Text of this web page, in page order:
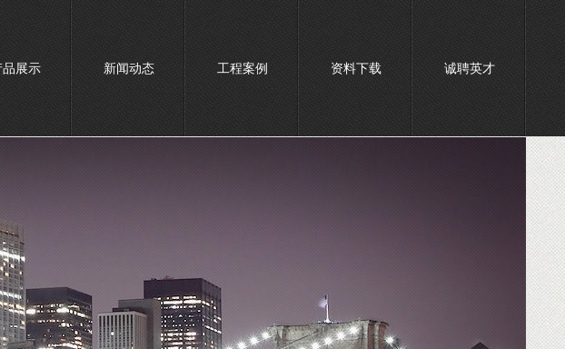
品展示 新闻动态 工程案例 资料下载 诚聘英才